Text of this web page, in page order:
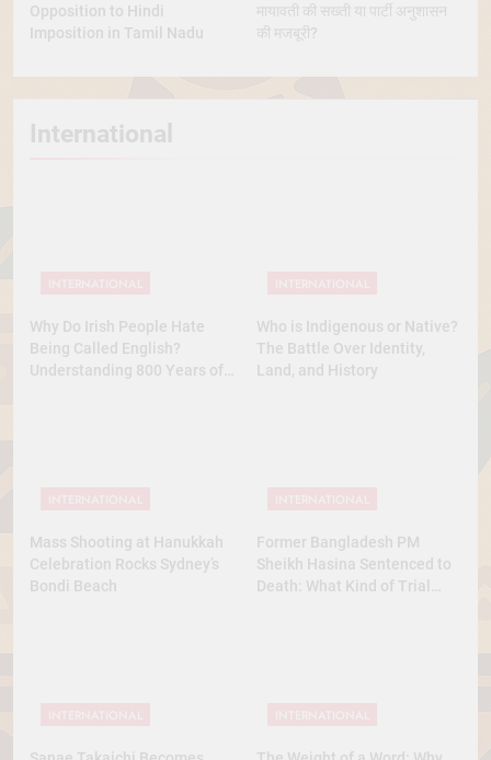
Opposition to Hindi
Imposition in Tamil Nadu
मायावती की सख्ती या पार्टी अनुशासन
की मजबूरी?
International
Why Do Irish People Hate
Being Called English?
Understanding 800 Years of
Who is Indigenous or Native?
The Battle Over Identity,
Land, and History
Mass Shooting at Hanukkah
Celebration Rocks Sydney’s
Bondi Beach
Former Bangladesh PM
Sheikh Hasina Sentenced to
Death: What Kind of Trial